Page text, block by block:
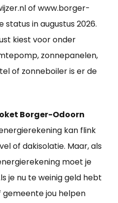
of www.borger-
status in augustus 2026.
kiest voor onder
zonnepanelen,
of zonneboiler is er de
Borger-Odoorn
kan flink
of dakisolatie. Maar, als
moet je
je nu te weinig geld hebt
gemeente jou helpen